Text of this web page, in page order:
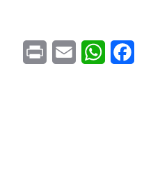
Print Email WhatsApp